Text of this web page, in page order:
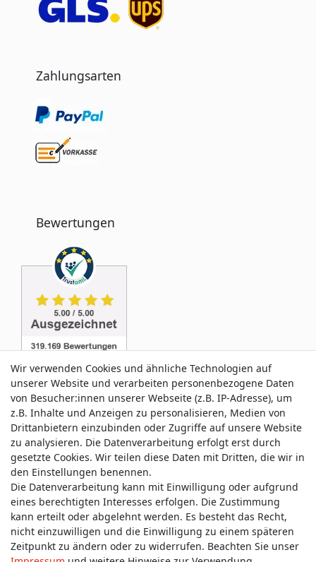
Zahlungsarten
Bewertungen
Service & Kontakt
Wünschen Sie einen Rückruf?
service@allmyclothes.de
Schreiben Sie uns:
service@allmyclothes.de
Wir verwenden Cookies und ähnliche Technologien auf
unserer Website und verarbeiten personenbezogene Daten
von Besucher:innen unserer Webseite (z.B. IP-Adresse), um
z.B. Inhalte und Anzeigen zu personalisieren, Medien von
Drittanbietern einzubinden oder Zugriffe auf unsere Website
zu analysieren. Die Datenverarbeitung erfolgt erst durch
gesetzte Cookies. Wir teilen diese Daten mit Dritten, die wir in
den Einstellungen benennen.
Die Datenverarbeitung kann mit Einwilligung oder aufgrund
eines berechtigten Interesses erfolgen. Die Zustimmung
kann erteilt oder abgelehnt werden. Es besteht das Recht,
nicht einzuwilligen und die Einwilligung zu einem späteren
Zeitpunkt zu ändern oder zu widerrufen. Beachten Sie unser